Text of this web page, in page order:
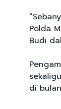
Polda
Budi
di